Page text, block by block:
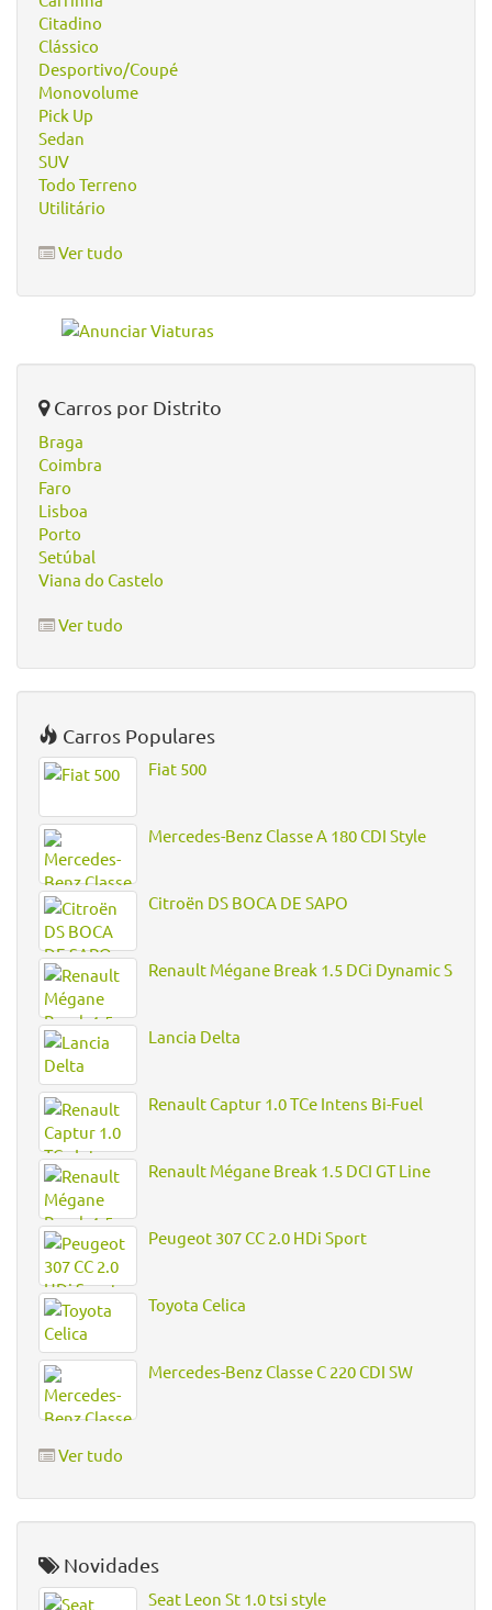
Citadino
Clássico
Desportivo/Coupé
Monovolume
Pick Up
Sedan
SUV
Todo Terreno
Utilitário
Ver tudo
Carros por Distrito
Braga
Coimbra
Faro
Lisboa
Porto
Setúbal
Viana do Castelo
Ver tudo
Carros Populares
Fiat 500
Mercedes-Benz Classe A 180 CDI Style
Citroën DS BOCA DE SAPO
Renault Mégane Break 1.5 DCi Dynamic S
Lancia Delta
Renault Captur 1.0 TCe Intens Bi-Fuel
Renault Mégane Break 1.5 DCI GT Line
Peugeot 307 CC 2.0 HDi Sport
Toyota Celica
Mercedes-Benz Classe C 220 CDI SW
Ver tudo
Novidades
Seat Leon St 1.0 tsi style